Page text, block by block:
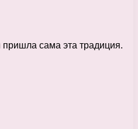
пришла сама эта традиция.